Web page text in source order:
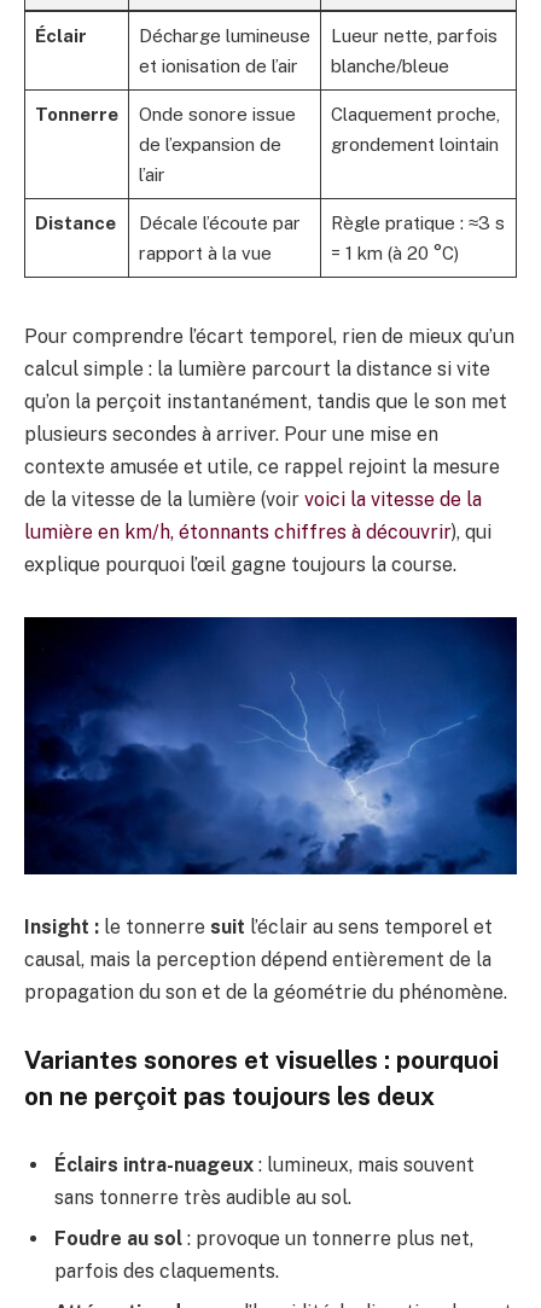
Éclair
Décharge lumineuse
et ionisation de l’air
Lueur nette, parfois
blanche/bleue
Tonnerre
Onde sonore issue
de l’expansion de
l’air
Claquement proche,
grondement lointain
Distance
Décale l’écoute par
rapport à la vue
Règle pratique : ≈3 s
= 1 km (à 20 °C)
Pour comprendre l’écart temporel, rien de mieux qu’un
calcul simple : la lumière parcourt la distance si vite
qu’on la perçoit instantanément, tandis que le son met
plusieurs secondes à arriver. Pour une mise en
contexte amusée et utile, ce rappel rejoint la mesure
de la vitesse de la lumière (voir voici la vitesse de la
lumière en km/h, étonnants chiffres à découvrir), qui
explique pourquoi l’œil gagne toujours la course.
Insight : le tonnerre suit l’éclair au sens temporel et
causal, mais la perception dépend entièrement de la
propagation du son et de la géométrie du phénomène.
Variantes sonores et visuelles : pourquoi
on ne perçoit pas toujours les deux
Éclairs intra-nuageux : lumineux, mais souvent
sans tonnerre très audible au sol.
Foudre au sol : provoque un tonnerre plus net,
parfois des claquements.